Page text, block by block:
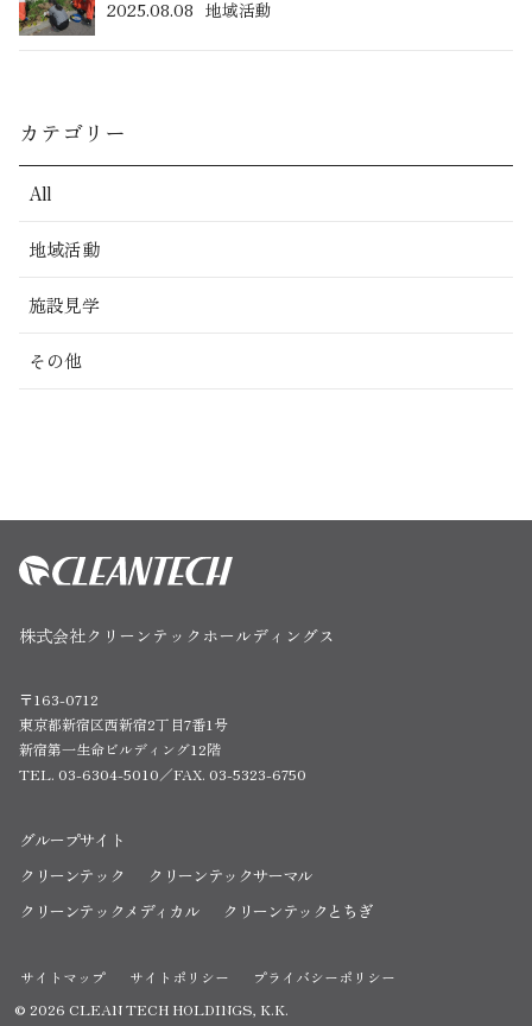
2025.08.08 地域活動
カテゴリー
All
地域活動
施設見学
その他
株式会社クリーンテックホールディングス
〒163-0712
東京都新宿区西新宿2丁目7番1号
新宿第一生命ビルディング12階
TEL. 03-6304-5010／FAX. 03-5323-6750
グループサイト
クリーンテック
クリーンテックサーマル
クリーンテックメディカル
クリーンテックとちぎ
サイトマップ サイトポリシー
プライバシーポリシー
© 2026 CLEAN TECH HOLDINGS, K.K.